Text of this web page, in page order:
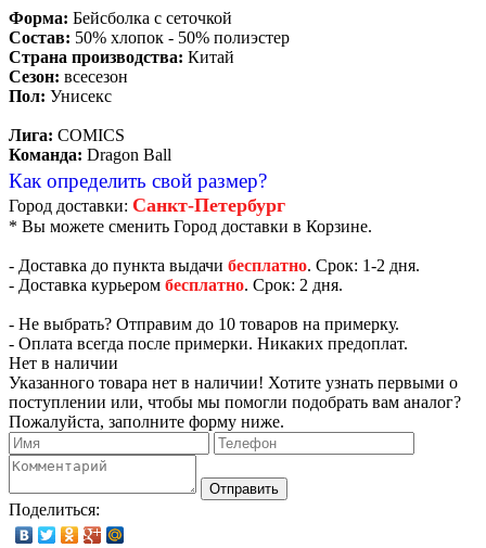
Форма: Бейсболка с сеточкой
Состав: 50% хлопок - 50% полиэстер
Страна производства: Китай
Сезон: всесезон
Пол: Унисекс
Лига: COMICS
Команда: Dragon Ball
Как определить свой размер?
Город доставки: Санкт-Петербург
* Вы можете сменить Город доставки в Корзине.
- Доставка до пункта выдачи бесплатно. Срок: 1-2 дня.
- Доставка курьером бесплатно. Срок: 2 дня.
- Не выбрать? Отправим до 10 товаров на примерку.
- Оплата всегда после примерки. Никаких предоплат.
Нет в наличии
Указанного товара нет в наличии! Хотите узнать первыми о
поступлении или, чтобы мы помогли подобрать вам аналог?
Пожалуйста, заполните форму ниже.
Отправить
Поделиться: